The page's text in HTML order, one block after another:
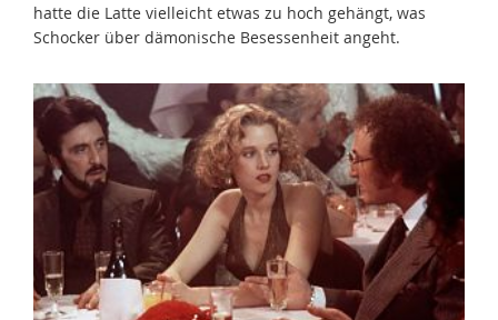
hatte die Latte vielleicht etwas zu hoch gehängt, was
Schocker über dämonische Besessenheit angeht.